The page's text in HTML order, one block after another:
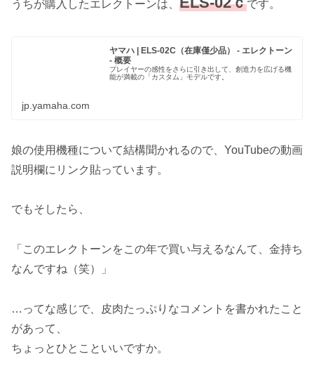
うちが購入したエレクトーンは、 です。
ヤマハ | ELS-02C（在庫僅少品） - エレクトーン
- 概要
プレイヤーの感性をさらに引き出して、創造力を広げる機
能が満載の「カスタム」モデルです。
jp.yamaha.com
娘の使用機種について結構聞かれるので、YouTubeの動画
説明欄にリンク貼っています。
でもそしたら、
「このエレクトーンをこの年で買い与えるなんて、金持ち
なんですね（笑）」
…ってな感じで、皮肉たっぷりなコメントを書かれたこと
があって、
ちょっとひとこといいですか。